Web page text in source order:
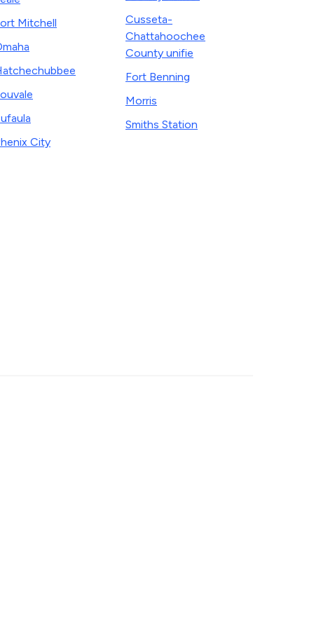
Mitchell
City
Cusseta-
Chattahoochee
County unifie
Fort Benning
Morris
Smiths Station